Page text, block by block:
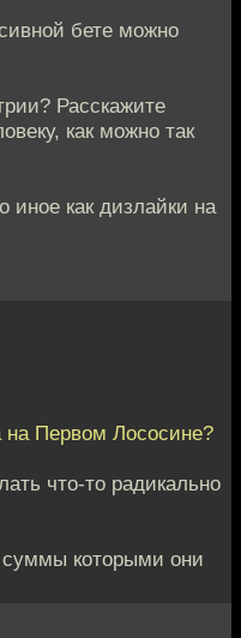
бете можно
Расскажите
как можно так
иное как дизлайки на
Первом Лососине?
что-то радикально
которыми они